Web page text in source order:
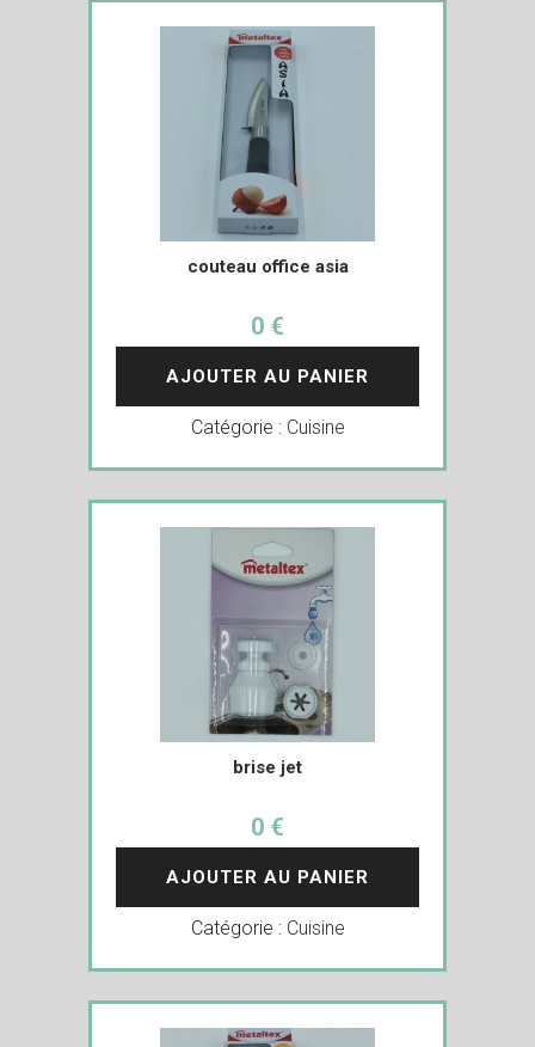
couteau office asia
0 €
AJOUTER AU PANIER
Catégorie : Cuisine
brise jet
0 €
AJOUTER AU PANIER
Catégorie : Cuisine